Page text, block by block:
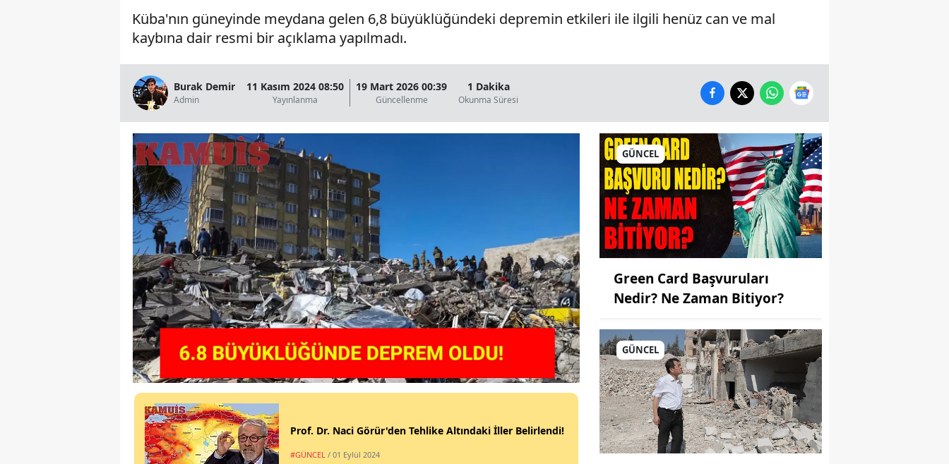
Küba'nın güneyinde meydana gelen 6,8 büyüklüğündeki depremin etkileri ile ilgili henüz can ve mal
kaybına dair resmi bir açıklama yapılmadı.
Burak Demir
Admin
11 Kasım 2024 08:50
Yayınlanma
19 Mart 2026 00:39
Güncellenme
1 Dakika
Okunma Süresi
Prof. Dr. Naci Görür'den Tehlike Altındaki İller Belirlendi!
#GÜNCEL / 01 Eylül 2024
GÜNCEL
Green Card Başvuruları
Nedir? Ne Zaman Bitiyor?
GÜNCEL